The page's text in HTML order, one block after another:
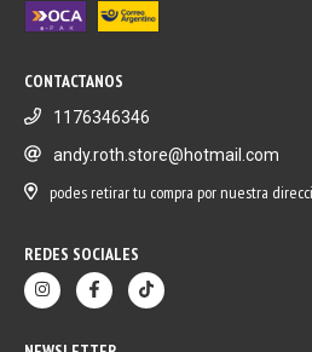
CONTACTANOS
1176346346
andy.roth.store@hotmail.com
podes retirar tu compra por nuestra
REDES SOCIALES